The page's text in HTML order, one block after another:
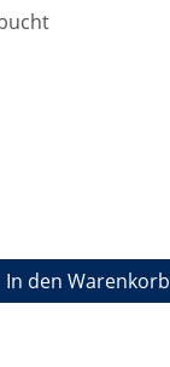
In den Warenkorb